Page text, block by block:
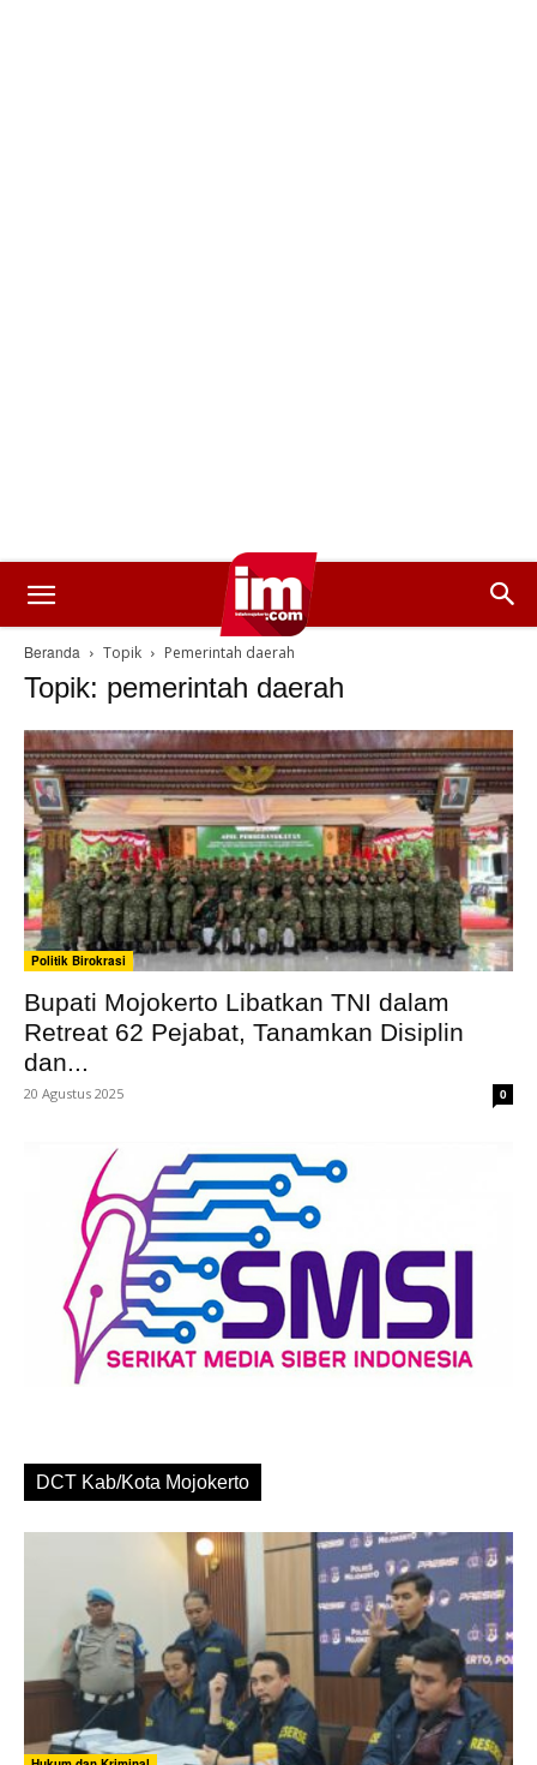
Beranda Topik Pemerintah daerah
Topik: pemerintah daerah
Politik Birokrasi
Bupati Mojokerto Libatkan TNI dalam
Retreat 62 Pejabat, Tanamkan Disiplin
dan...
20 Agustus 2025 0
DCT Kab/Kota Mojokerto